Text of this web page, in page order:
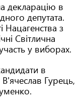
декларацію в
депутата.
Нацагенства з
Світлична
у виборах.
в
Гурець,